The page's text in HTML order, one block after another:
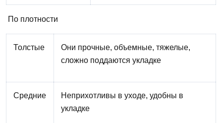
По плотности
Толстые Они прочные, объемные, тяжелые,
сложно поддаются укладке
Средние
Неприхотливы в уходе, удобны в
укладке